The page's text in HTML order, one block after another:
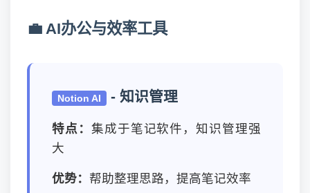
💼 AI办公与效率工具
Notion AI - 知识管理
特点： 集成于笔记软件，知识管理强
大
优势： 帮助整理思路，提高笔记效率